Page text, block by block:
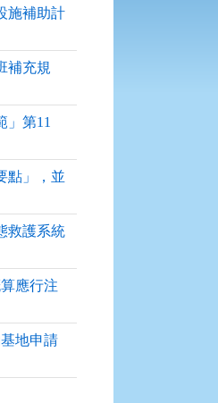
施補助計
補充規
」第11
點」，並
救護系統
應行注
地申請